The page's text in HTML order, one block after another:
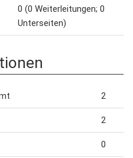
0 (0 Weiterleitungen; 0
Unterseiten)
2
2
0